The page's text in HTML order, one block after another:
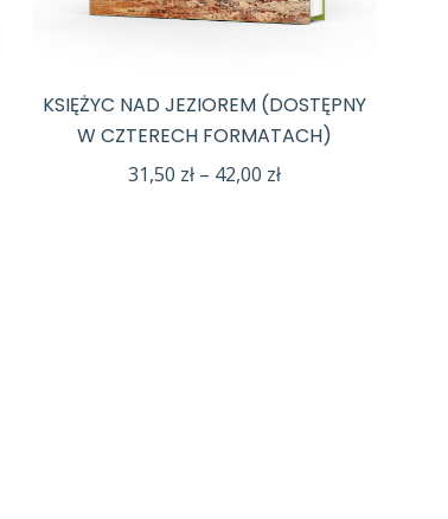
KSIĘŻYC NAD JEZIOREM (DOSTĘPNY
W CZTERECH FORMATACH)
31,50 zł – 42,00 złZakres